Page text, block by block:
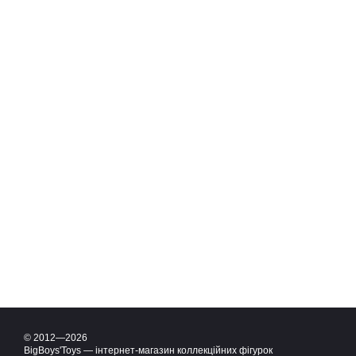
© 2012—2026
BigBoys'Toys — інтернет-магазин коллекційних фігурок